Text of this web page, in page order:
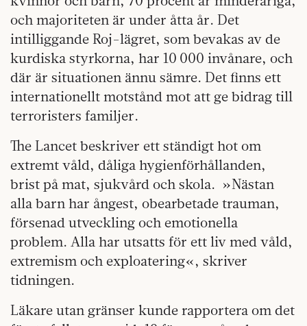
och majoriteten är under åtta år. Det
intilliggande Roj-lägret, som bevakas av de
kurdiska styrkorna, har 10 000 invånare, och
där är situationen ännu sämre. Det finns ett
internationellt motstånd mot att ge bidrag till
terroristers familjer.
The Lancet beskriver ett ständigt hot om
extremt våld, dåliga hygienförhållanden,
brist på mat, sjukvård och skola. »Nästan
alla barn har ångest, obearbetade trauman,
försenad utveckling och emotionella
problem. Alla har utsatts för ett liv med våld,
extremism och exploatering«, skriver
tidningen.
Läkare utan gränser kunde rapportera om det